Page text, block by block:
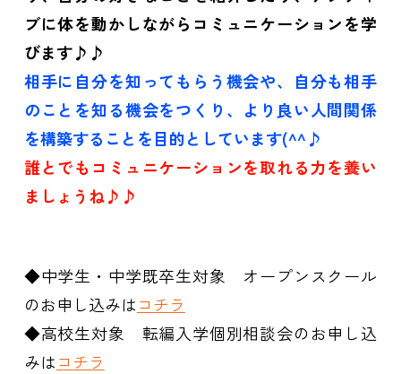
ブに体を動かしながらコミュニケーションを学
びます♪♪
相手に自分を知ってもらう機会や、自分も相手
のことを知る機会をつくり、より良い人間関係
を構築することを目的としています(^^♪
誰とでもコミュニケーションを取れる力を養い
ましょうね♪♪
◆中学生・中学既卒生対象 オープンスクール
のお申し込みはコチラ
◆高校生対象 転編入学個別相談会のお申し込
みはコチラ